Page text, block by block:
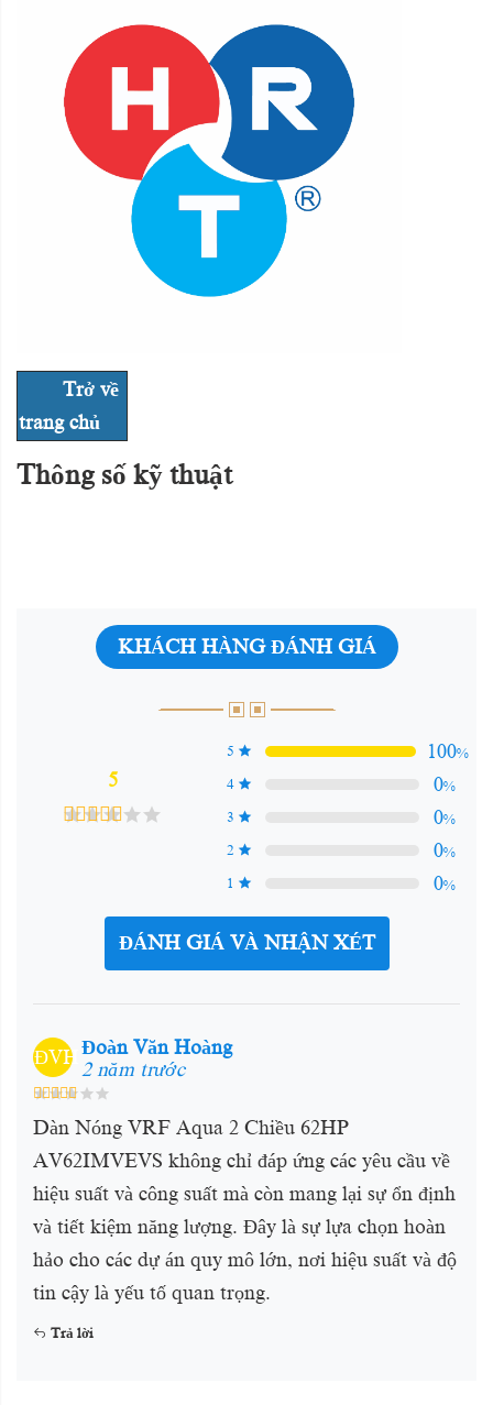
Trở về
trang chủ
Thông số kỹ thuật
KHÁCH HÀNG ĐÁNH GIÁ
5
5 100%
4
0%
3
0%
2
0%
1
0%
ĐÁNH GIÁ VÀ NHẬN XÉT
ĐVH Đoàn Văn Hoàng
2 năm trước
Dàn Nóng VRF Aqua 2 Chiều 62HP
AV62IMVEVS không chỉ đáp ứng các yêu cầu về
hiệu suất và công suất mà còn mang lại sự ổn định
và tiết kiệm năng lượng. Đây là sự lựa chọn hoàn
hảo cho các dự án quy mô lớn, nơi hiệu suất và độ
tin cậy là yếu tố quan trọng.
Trả lời